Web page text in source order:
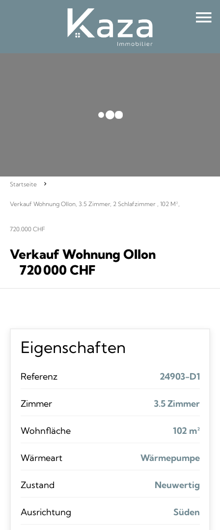
Startseite
Verkauf Wohnung Ollon, 3.5 Zimmer, 2 Schlafzimmer , 102 M²,
720.000 CHF
Verkauf Wohnung Ollon
720 000 CHF
Eigenschaften
Referenz 24903-D1
Zimmer 3.5 Zimmer
Wohnfläche 102 m²
Wärmeart Wärmepumpe
Zustand Neuwertig
Ausrichtung Süden